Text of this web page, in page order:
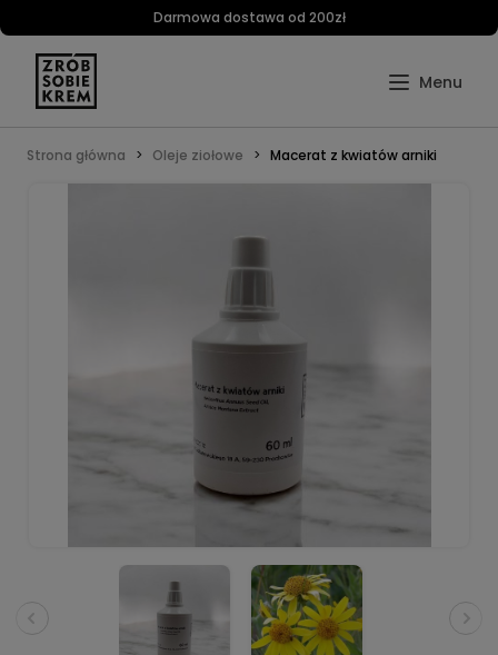
Darmowa dostawa od 200zł
Strona główna Oleje ziołowe Macerat z kwiatów arniki